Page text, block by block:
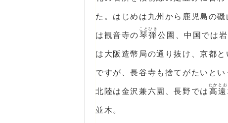
た。はじめは九州から鹿児島の
は観音寺の琴弾
ことひき
公園、中国では
は大阪造幣局の通り抜け、京都
ですが、長谷寺も捨てがたいと
北陸は金沢兼六園、長野では 高遠
たかとお
並木。